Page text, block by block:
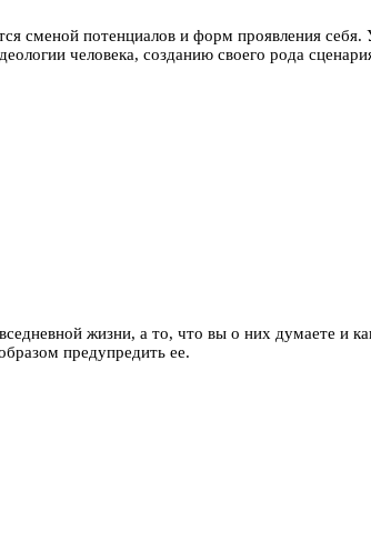
сменой потенциалов и форм проявления
человека, созданию своего рода
жизни, а то, что вы о них думаете и
предупредить ее.